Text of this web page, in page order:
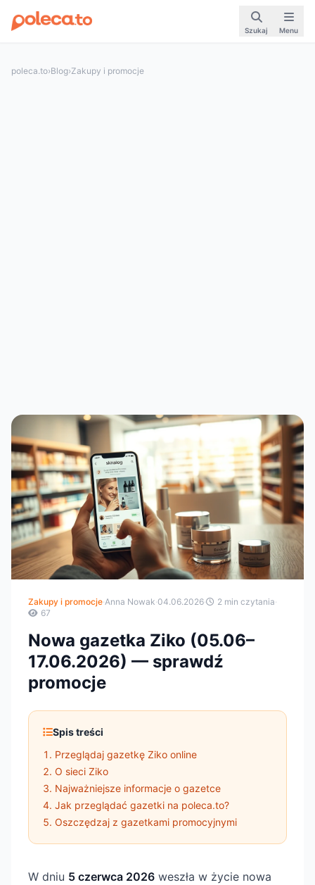
Szukaj Menu
poleca.to›Blog›Zakupy i promocje
Zakupy i promocje·Anna Nowak·04.06.2026· 2 min czytania·
67
Nowa gazetka Ziko (05.06–
17.06.2026) — sprawdź
promocje
Spis treści
Przeglądaj gazetkę Ziko online
O sieci Ziko
Najważniejsze informacje o gazetce
Jak przeglądać gazetki na poleca.to?
Oszczędzaj z gazetkami promocyjnymi
W dniu 5 czerwca 2026 weszła w życie nowa